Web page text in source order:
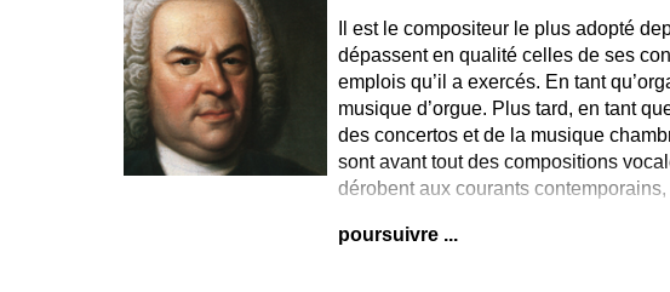
Il est le compositeur le plus adopté
dépassent en qualité celles de ses
emplois qu’il a exercés. En tant
musique d’orgue. Plus tard, en tant
des concertos et de la musique
sont avant tout des compositions
dérobent aux courants
poursuivre ...